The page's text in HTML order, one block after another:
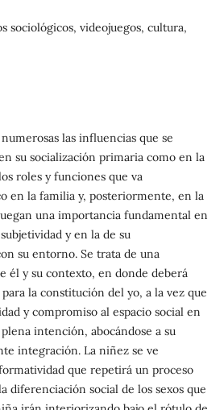
sociológicos, videojuegos, cultura,
las influencias que se
su socialización primaria como en la
roles y funciones que va
en la familia y, posteriormente, en la
una importancia fundamental en
y en la de su
su entorno. Se trata de una
él y su contexto, en donde deberá
la constitución del yo, a la vez que
y compromiso al espacio social en
intención, abocándose a su
integración. La niñez se ve
que repetirá un proceso
diferenciación social de los sexos que